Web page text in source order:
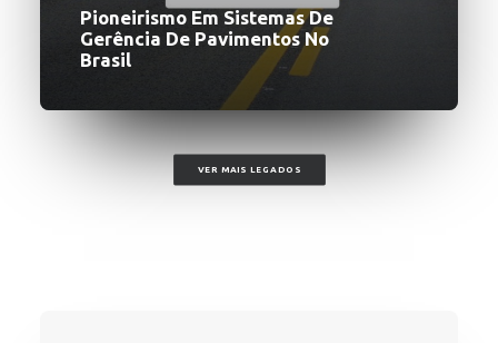
Pioneirismo Em Sistemas De
Gerência De Pavimentos No
Brasil
VER MAIS LEGADOS